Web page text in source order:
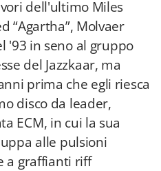
dell'ultimo Miles
“Agartha”, Molvaer
'93 in seno al gruppo
del Jazzkaar, ma
prima che egli riesca
disco da leader,
ECM, in cui la sua
alle pulsioni
a graffianti riff